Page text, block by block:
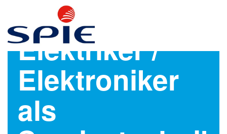
Elektriker /
Elektroniker
als